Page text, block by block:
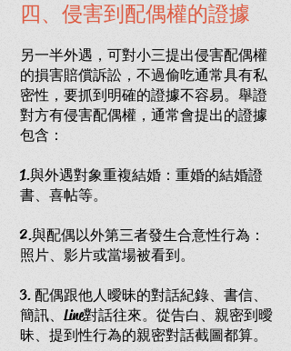
四、侵害到配偶權的證據
另一半外遇，可對小三提出侵害配偶權
的損害賠償訴訟，不過偷吃通常具有私
密性，要抓到明確的證據不容易。舉證
對方有侵害配偶權，通常會提出的證據
包含：
1.與外遇對象重複結婚：重婚的結婚證
書、喜帖等。
2.與配偶以外第三者發生合意性行為：
照片、影片或當場被看到。
3. 配偶跟他人曖昧的對話紀錄、書信、
簡訊、Line對話往來。從告白、親密到曖
昧、提到性行為的親密對話截圖都算。